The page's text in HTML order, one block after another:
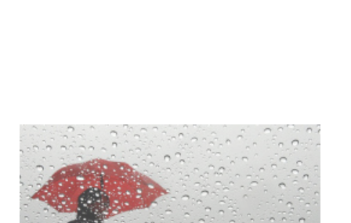
03-08-2026